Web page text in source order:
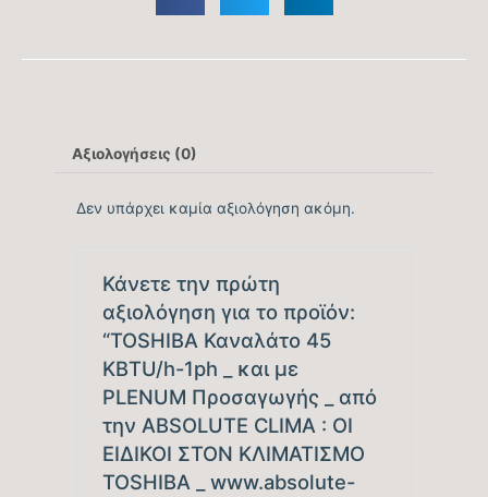
55/48
Παροχή ρεύματος
Αξιολογήσεις (0)
Δεν υπάρχει καμία αξιολόγηση ακόμη.
Κάνετε την πρώτη
αξιολόγηση για το προϊόν:
“TOSHIBA Καναλάτο 45
KBTU/h-1ph _ και με
PLENUM Προσαγωγής _ από
την ABSOLUTE CLIMA : ΟΙ
ΕΙΔΙΚΟΙ ΣΤΟΝ ΚΛΙΜΑΤΙΣΜΟ
TOSHIBA _ www.absolute-